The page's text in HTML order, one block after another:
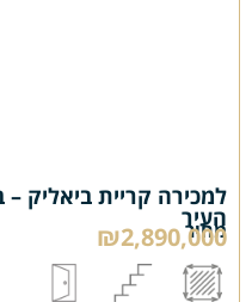
למכירה קריית ביאליק
העיר
מחיר
₪2,890,000